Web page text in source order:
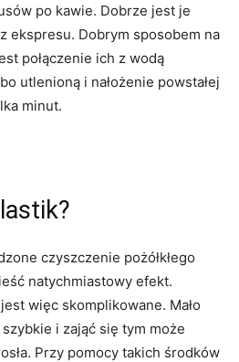
po kawie. Dobrze jest je
ekspresu. Dobrym sposobem na
połączenie ich z wodą
utlenioną i nałożenie powstałej
minut.
czyszczenie pożółkłego
natychmiastowy efekt.
więc skomplikowane. Mało
i zająć się tym może
Przy pomocy takich środków